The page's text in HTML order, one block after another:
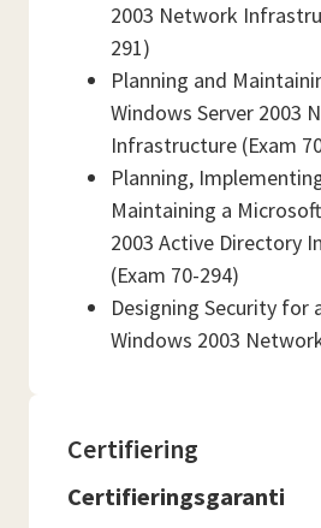
2003 Network
291)
Planning and
Windows Server 2003
Infrastructure (Exam
Planning,
Maintaining a
2003 Active Directory
(Exam 70-294)
Designing Security for
Windows 2003
Certifiering
Certifieringsgaranti